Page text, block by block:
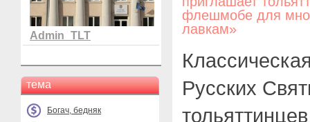
Admin_TLT
тема
Богач, бедняк
флешмобе для
лавкам»
Русских